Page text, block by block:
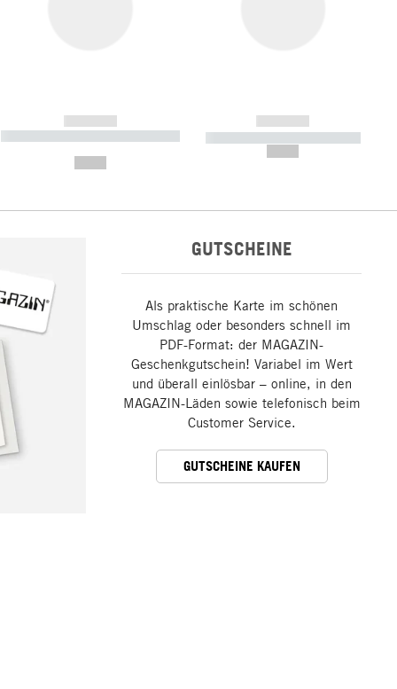
------------
----------- ----------- ----------- ----
------------
----------- ----------- -----------
GUTSCHEINE
Als praktische Karte im schönen
Umschlag oder besonders schnell im
PDF-Format: der MAGAZIN-
Geschenkgutschein! Variabel im Wert
und überall einlösbar – online, in den
MAGAZIN-Läden sowie telefonisch beim
Customer Service.
GUTSCHEINE KAUFEN